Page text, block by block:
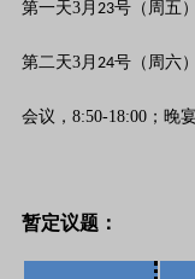
第一天3月 23号（周五
第二天3月 24号（周六
会议，8:50-18:00； 晚
暂定议题：